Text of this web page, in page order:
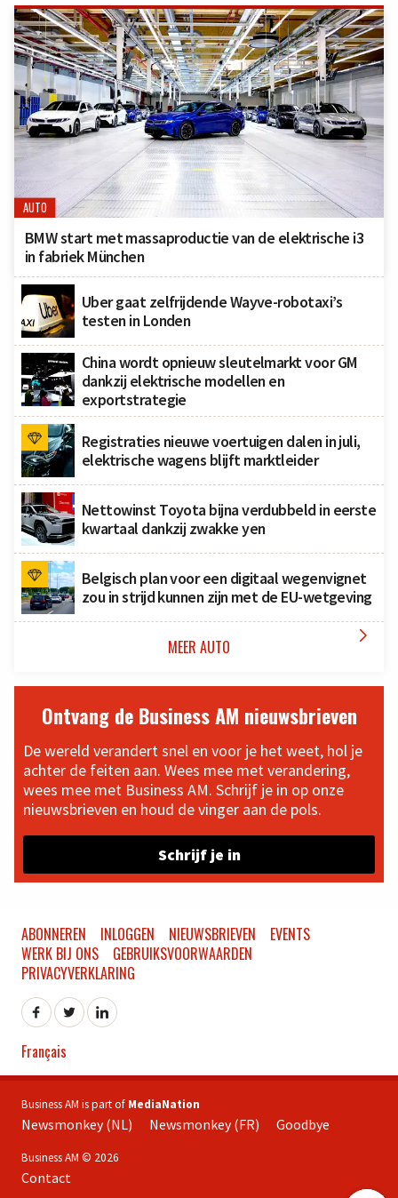
AUTO
BMW start met massaproductie van de elektrische i3
in fabriek München
Uber gaat zelfrijdende Wayve-robotaxi’s
testen in Londen
China wordt opnieuw sleutelmarkt voor GM
dankzij elektrische modellen en
exportstrategie
Registraties nieuwe voertuigen dalen in juli,
elektrische wagens blijft marktleider
Nettowinst Toyota bijna verdubbeld in eerste
kwartaal dankzij zwakke yen
Belgisch plan voor een digitaal wegenvignet
zou in strijd kunnen zijn met de EU-wetgeving
MEER AUTO 
Ontvang de Business AM nieuwsbrieven
De wereld verandert snel en voor je het weet, hol je
achter de feiten aan. Wees mee met verandering,
wees mee met Business AM. Schrijf je in op onze
nieuwsbrieven en houd de vinger aan de pols.
Schrijf je in
ABONNEREN INLOGGEN NIEUWSBRIEVEN
EVENTS
WERK BIJ ONS
GEBRUIKSVOORWAARDEN
PRIVACYVERKLARING
Français
Business AM is part of MediaNation
Newsmonkey (NL) Newsmonkey (FR) Goodbye
Business AM © 2026
Contact